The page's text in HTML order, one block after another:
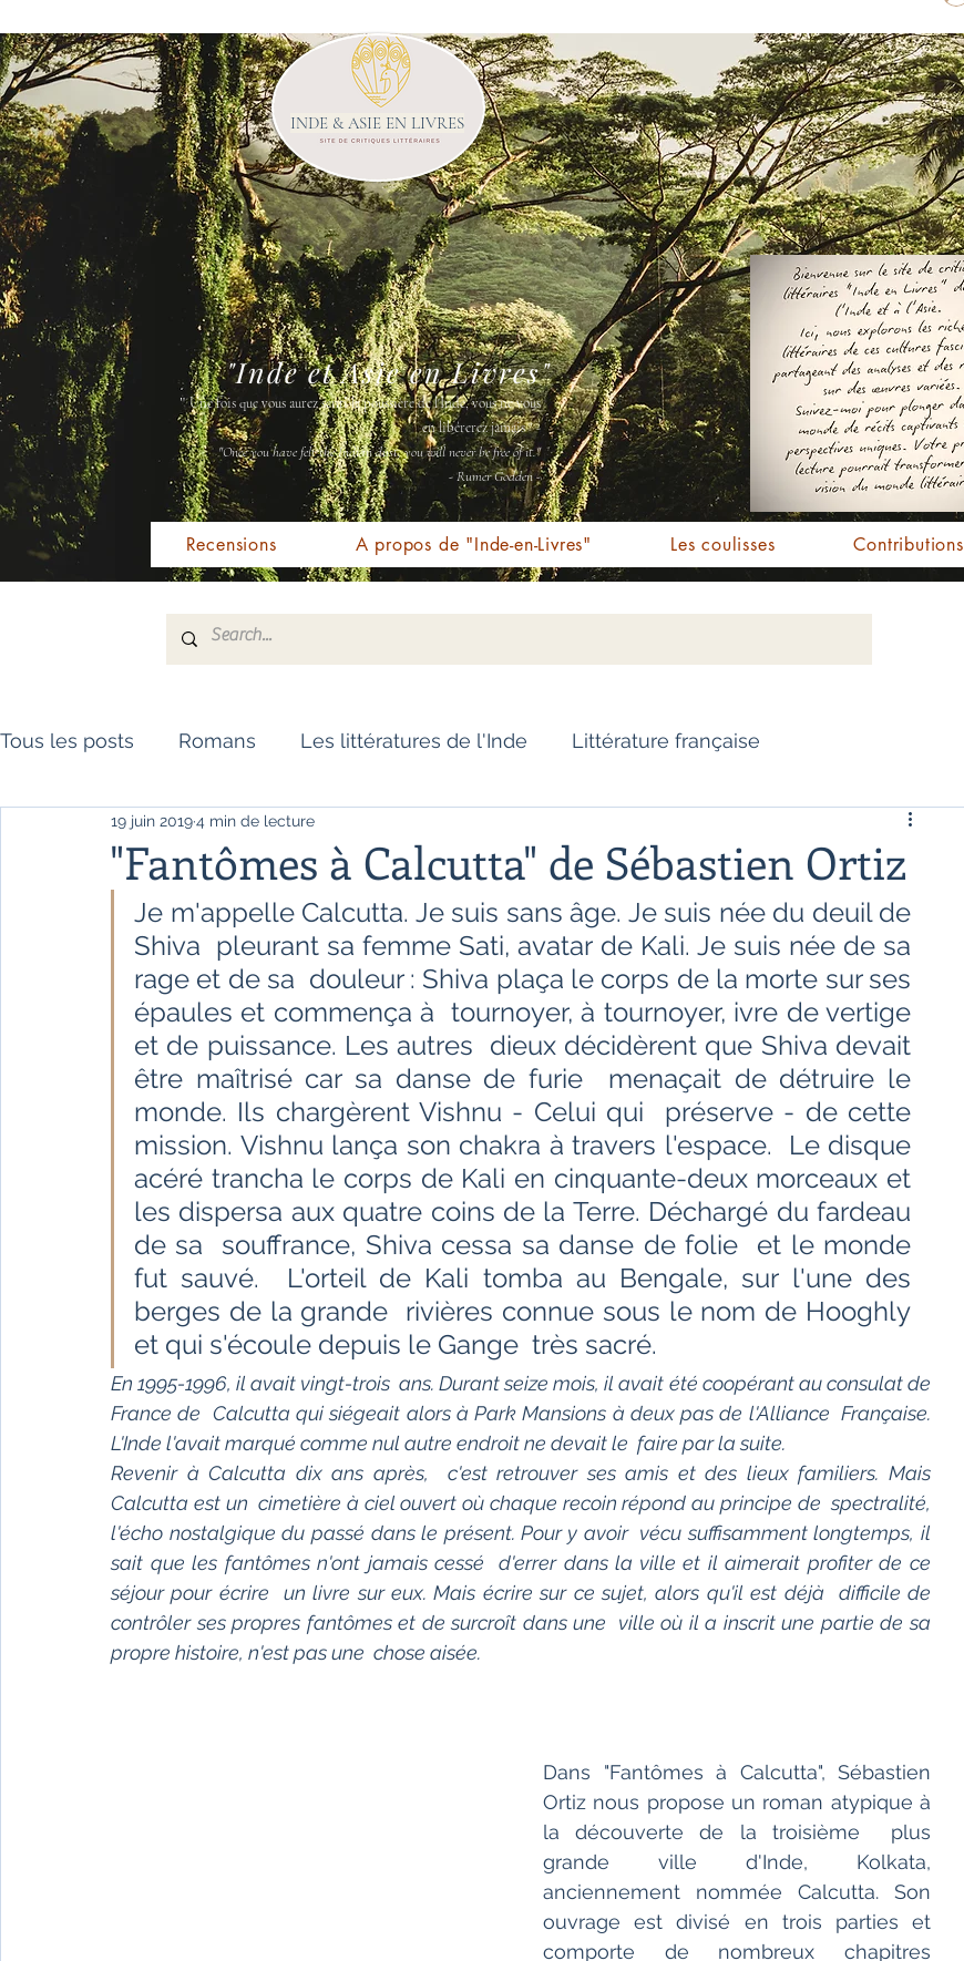
INDE & ASIE EN LIVRES
"Une fois que vous aurez senti la poussière de l'Inde, vous ne vous
en libérerez jamais " -
"Once you have felt the Indian dust, you will never be free of it."
- Rumer Godden -
"Inde et Asie en Livres"
Recensions A propos de "Inde-en-Livres" Les coulisses Contributions
Tous les posts Romans Les littératures de l'Inde Littérature française
Livres de référence Dictionnaire
Témoignages / Récits Romans jeunesse Essai Personnalités indiennes
Fêtes indiennes Spiritualité Ayurveda Bien-être Littérature hindi
Littérature tamoule Littérature bengali Littérature malayalam Littérature pendjabi
L'Inde vue par l'Occident Yoga Histoire de l'Inde par les livres
Littérature anglo-saxonne Littérature du Bangladesh Littérature pakistanaise
Littérature népalaise Littérature sri-lankaise Contes
"Fantômes à Calcutta" de Sébastien Ortiz
19 juin 20194 min de lecture
Je m'appelle Calcutta. Je suis sans âge. Je suis née du deuil de
Shiva  pleurant sa femme Sati, avatar de Kali. Je suis née de sa
rage et de sa  douleur : Shiva plaça le corps de la morte sur ses
épaules et commença à  tournoyer, à tournoyer, ivre de vertige
et de puissance. Les autres  dieux décidèrent que Shiva devait
être maîtrisé car sa danse de furie  menaçait de détruire le
monde. Ils chargèrent Vishnu - Celui qui  préserve - de cette
mission. Vishnu lança son chakra à travers l'espace.  Le disque
acéré trancha le corps de Kali en cinquante-deux morceaux et
les dispersa aux quatre coins de la Terre. Déchargé du fardeau
de sa  souffrance, Shiva cessa sa danse de folie  et le monde
fut sauvé.  L'orteil de Kali tomba au Bengale, sur l'une des
berges de la grande  rivières connue sous le nom de Hooghly
et qui s'écoule depuis le Gange  très sacré.
En 1995-1996, il avait vingt-trois  ans. Durant seize mois, il avait été coopérant au consulat de
France de  Calcutta qui siégeait alors à Park Mansions à deux pas de l'Alliance  Française.
L'Inde l'avait marqué comme nul autre endroit ne devait le  faire par la suite.
Revenir à Calcutta dix ans après,  c'est retrouver ses amis et des lieux familiers. Mais
Calcutta est un  cimetière à ciel ouvert où chaque recoin répond au principe de  spectralité,
l'écho nostalgique du passé dans le présent. Pour y avoir  vécu suffisamment longtemps, il
sait que les fantômes n'ont jamais cessé  d'errer dans la ville et il aimerait profiter de ce
séjour pour écrire  un livre sur eux. Mais écrire sur ce sujet, alors qu'il est déjà  difficile de
contrôler ses propres fantômes et de surcroît dans une  ville où il a inscrit une partie de sa
propre histoire, n'est pas une  chose aisée.
Dans "Fantômes à Calcutta", Sébastien
Ortiz nous propose un roman atypique à
la découverte de la troisième  plus
grande ville d'Inde, Kolkata,
anciennement nommée Calcutta. Son
ouvrage est divisé en trois parties et
comporte de nombreux chapitres